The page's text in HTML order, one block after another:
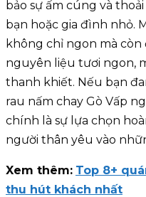
bảo sự ấm cúng và
bạn hoặc gia đình nhỏ.
không chỉ ngon mà
nguyên liệu tươi ngon,
thanh khiết. Nếu bạn
rau nấm chay Gò Vấp
chính là sự lựa chọn
người thân yêu vào
Xem thêm: Top 8+
thu hút khách nhất